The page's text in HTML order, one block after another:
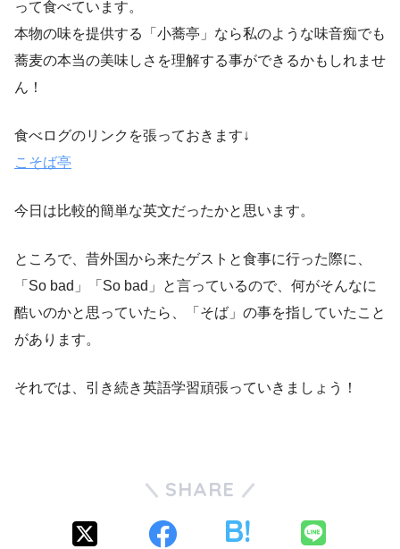
って食べています。
本物の味を提供する「小蕎亭」なら私のような味音痴でも
蕎麦の本当の美味しさを理解する事ができるかもしれませ
ん！
食べログのリンクを張っておきます↓
こそば亭
今日は比較的簡単な英文だったかと思います。
ところで、昔外国から来たゲストと食事に行った際に、
「So bad」「So bad」と言っているので、何がそんなに
酷いのかと思っていたら、「そば」の事を指していたこと
があります。
それでは、引き続き英語学習頑張っていきましょう！
SHARE